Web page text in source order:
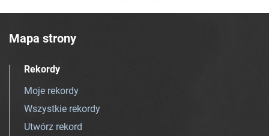
Mapa strony
Rekordy
Moje rekordy
Wszystkie rekordy
Utwórz rekord